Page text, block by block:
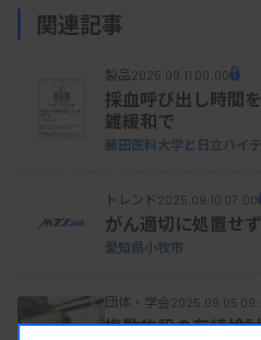
い、検査部内で日常使用し
生化学分析装置で分析・評
108人の検体を検討した
いずれも陰性で低リスク
合が37％となった。また
リスクグループでは46％
り、判定感度向上が課題と
関連記事
製品2025.09.11 00:00
採血呼び出し時間
雑緩和で
藤田医科大学と日立ハイ
トレンド 2025.09.10 07:00
がん適切に処置せ
愛知県小牧市
団体・学会2025.09.05
複数施設の存続検